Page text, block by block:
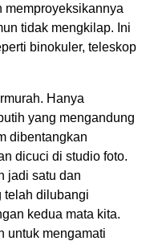
memproyeksikannya
tidak mengkilap. Ini
binokuler, teleskop
Hanya
yang mengandung
dibentangkan
dicuci di studio foto.
jadi satu dan
telah dilubangi
kedua mata kita.
untuk mengamati